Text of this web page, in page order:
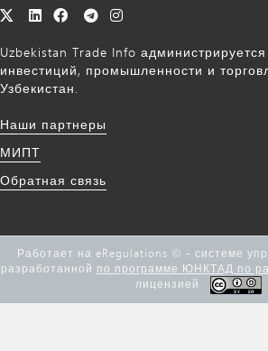
Uzbekistan Trade Info
инвестиций, промышленности и
Узбекистан.
Наши партнеры
МИПТ
Обратная связь
Работает на eRegulations © - системе
разработанной по программе ЮНКТАД по
лицензией